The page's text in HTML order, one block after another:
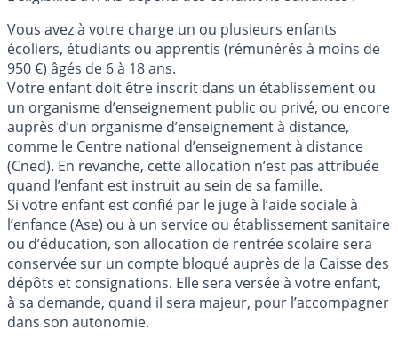
Vous avez à votre charge un ou plusieurs enfants
écoliers, étudiants ou apprentis (rémunérés à moins de
950 €) âgés de 6 à 18 ans.
Votre enfant doit être inscrit dans un établissement ou
un organisme d’enseignement public ou privé, ou encore
auprès d’un organisme d’enseignement à distance,
comme le Centre national d’enseignement à distance
(Cned). En revanche, cette allocation n’est pas attribuée
quand l’enfant est instruit au sein de sa famille.
Si votre enfant est confié par le juge à l’aide sociale à
l’enfance (Ase) ou à un service ou établissement sanitaire
ou d’éducation, son allocation de rentrée scolaire sera
conservée sur un compte bloqué auprès de la Caisse des
dépôts et consignations. Elle sera versée à votre enfant,
à sa demande, quand il sera majeur, pour l’accompagner
dans son autonomie.